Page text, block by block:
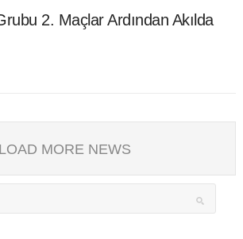
2. Maçlar Ardından Akılda
LOAD MORE NEWS